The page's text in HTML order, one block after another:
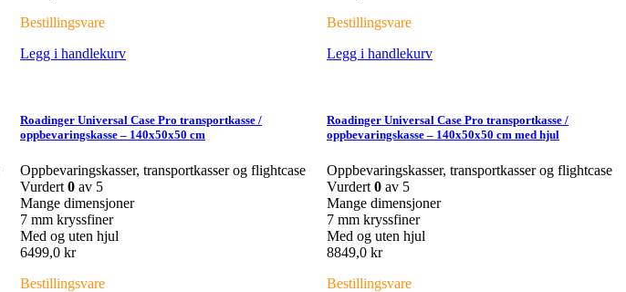
Bestillingsvare
Legg i handlekurv
Bestillingsvare
Legg i handlekurv
Roadinger Universal Case Pro transportkasse /
oppbevaringskasse – 140x50x50 cm
Oppbevaringskasser, transportkasser og flightcase
Vurdert 0 av 5
Mange dimensjoner
7 mm kryssfiner
Med og uten hjul
6499,0 kr
Bestillingsvare
Roadinger Universal Case Pro transportkasse /
oppbevaringskasse – 140x50x50 cm med hjul
Oppbevaringskasser, transportkasser og flightcase
Vurdert 0 av 5
Mange dimensjoner
7 mm kryssfiner
Med og uten hjul
8849,0 kr
Bestillingsvare